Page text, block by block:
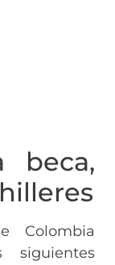
beca,
Colombia
siguientes